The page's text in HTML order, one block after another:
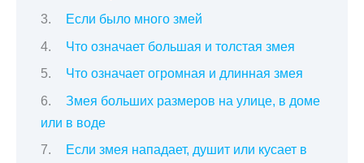
Если было много змей
Что означает большая и толстая змея
Что означает огромная и длинная змея
Змея больших размеров на улице, в доме
или в воде
Если змея нападает, душит или кусает в